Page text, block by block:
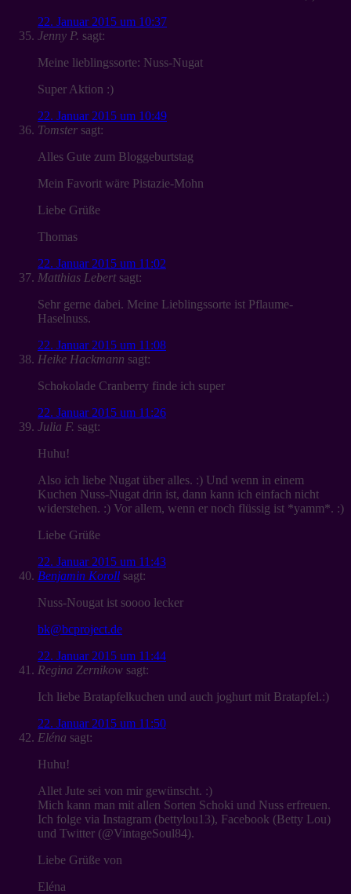
22. Januar 2015 um 10:37
Jenny P. sagt:
Meine lieblingssorte: Nuss-Nugat
Super Aktion :)
22. Januar 2015 um 10:49
Tomster sagt:
Alles Gute zum Bloggeburtstag
Mein Favorit wäre Pistazie-Mohn
Liebe Grüße
Thomas
22. Januar 2015 um 11:02
Matthias Lebert sagt:
Sehr gerne dabei. Meine Lieblingssorte ist Pflaume-
Haselnuss.
22. Januar 2015 um 11:08
Heike Hackmann sagt:
Schokolade Cranberry finde ich super
22. Januar 2015 um 11:26
Julia F. sagt:
Huhu!
Also ich liebe Nugat über alles. :) Und wenn in einem
Kuchen Nuss-Nugat drin ist, dann kann ich einfach nicht
widerstehen. :) Vor allem, wenn er noch flüssig ist *yamm*. :)
Liebe Grüße
22. Januar 2015 um 11:43
Benjamin Koroll sagt:
Nuss-Nougat ist soooo lecker
bk@bcproject.de
22. Januar 2015 um 11:44
Regina Zernikow sagt:
Ich liebe Bratapfelkuchen und auch joghurt mit Bratapfel.:)
22. Januar 2015 um 11:50
Eléna sagt:
Huhu!
Allet Jute sei von mir gewünscht. :)
Mich kann man mit allen Sorten Schoki und Nuss erfreuen.
Ich folge via Instagram (bettylou13), Facebook (Betty Lou)
und Twitter (@VintageSoul84).
Liebe Grüße von
Eléna